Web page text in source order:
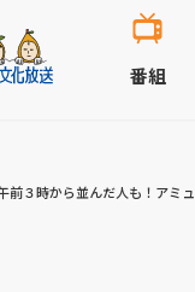
番組
前３時から並んだ人も！アミ